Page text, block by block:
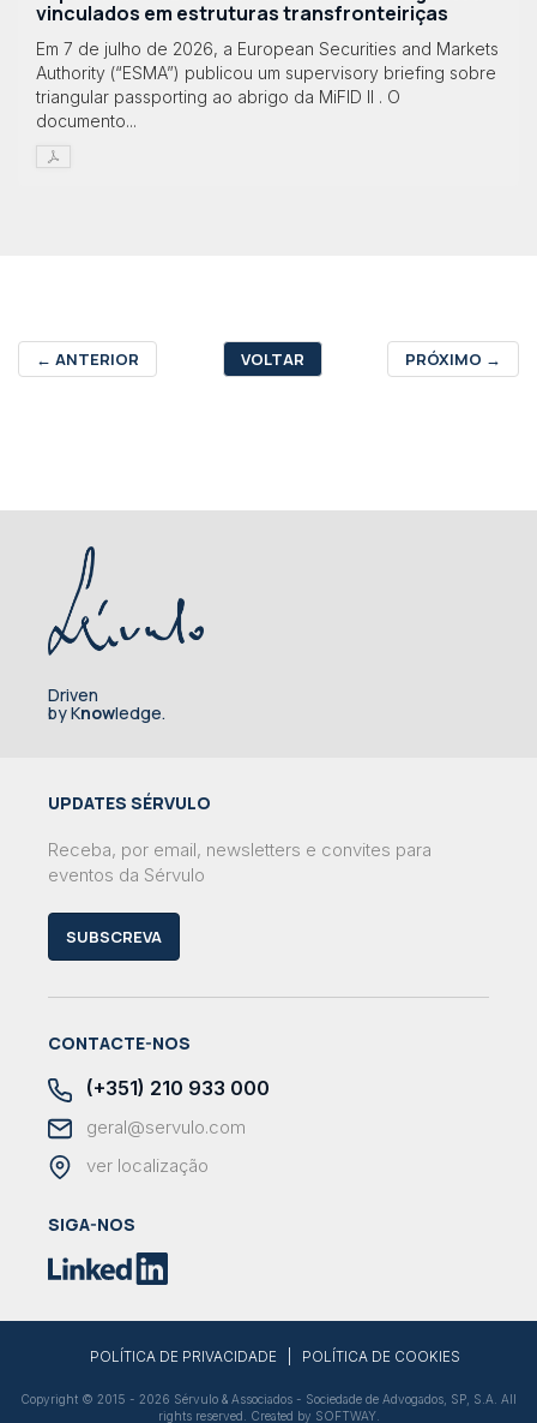
vinculados em estruturas transfronteiriças
Em 7 de julho de 2026, a European Securities and Markets
Authority (“ESMA”) publicou um supervisory briefing sobre
triangular passporting ao abrigo da MiFID II . O
documento...
← ANTERIOR VOLTAR PRÓXIMO →
Driven
by Knowledge.
UPDATES SÉRVULO
Receba, por email, newsletters e convites para
eventos da Sérvulo
SUBSCREVA
CONTACTE-NOS
(+351) 210 933 000
geral@servulo.com
ver localização
SIGA-NOS
POLÍTICA DE PRIVACIDADE POLÍTICA DE COOKIES
Copyright © 2015 - 2026 Sérvulo & Associados - Sociedade de Advogados, SP, S.A. All
rights reserved. Created by SOFTWAY.